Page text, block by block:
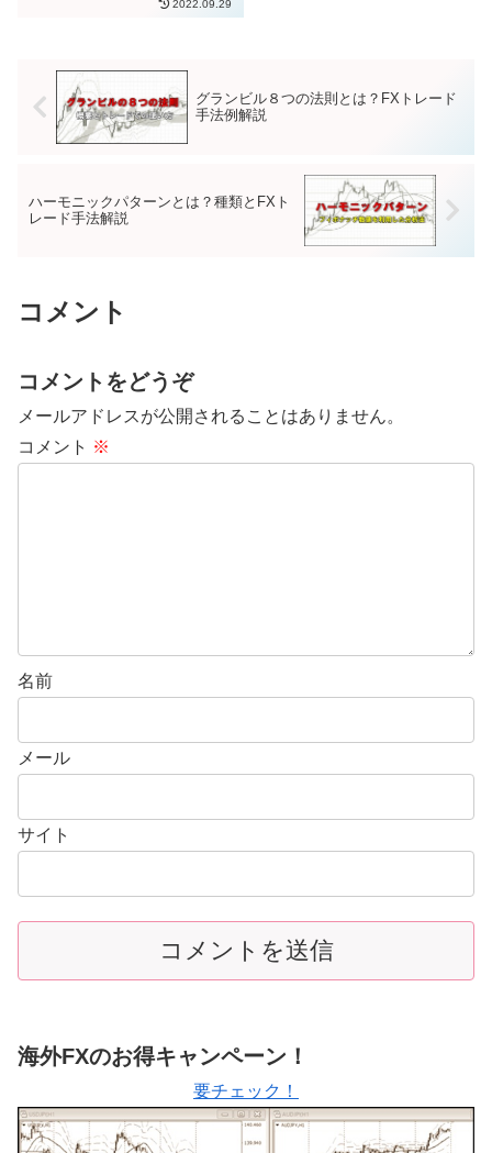
中での相場の値動き情報を読み取
2022.09.29
グランビル８つの法則とは？FXトレード
手法例解説
ハーモニックパターンとは？種類とFXト
レード手法解説
コメント
コメントをどうぞ
メールアドレスが公開されることはありません。
コメント ※
名前
メール
サイト
海外FXのお得キャンペーン！
要チェック！